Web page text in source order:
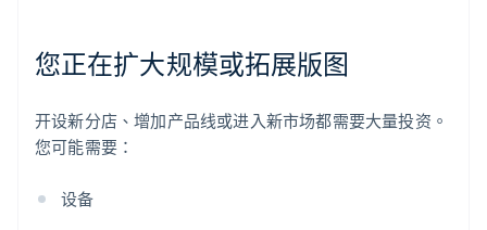
您正在扩大规模或拓展版图
开设新分店、增加产品线或进入新市场都需要大量投资。
您可能需要：
设备